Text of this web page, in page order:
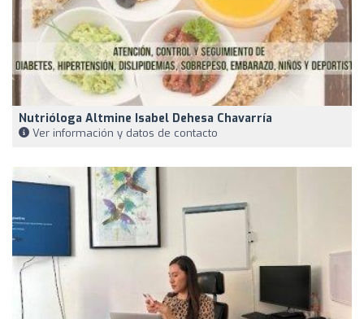
Nutrióloga Altmine Isabel Dehesa Chavarría
Ver información y datos de contacto